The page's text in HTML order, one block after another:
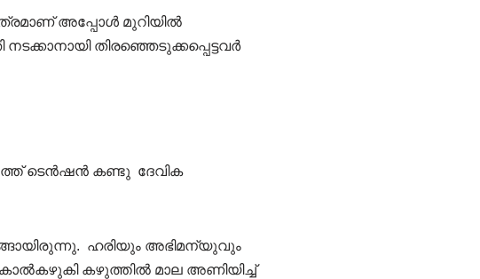
അപ്പോൾ മുറിയിൽ
തിരഞ്ഞെടുക്കപ്പെട്ടവർ
ടെൻഷൻ കണ്ടു ദേവിക
ഹരിയും അഭിമന്യുവും
കഴുത്തിൽ മാല അണിയിച്ച്